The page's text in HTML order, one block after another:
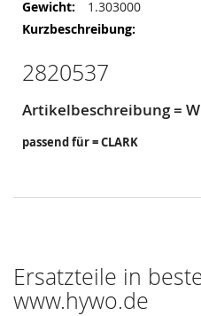
Mehr
Informationen
1.303000
2820537
Artikelbeschreibung =
passend für = CLARK
Ersatzteile in
www.hywo.de